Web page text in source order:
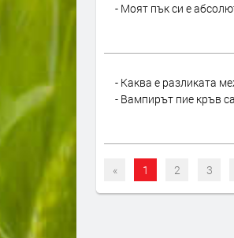
- Моят пък си е
- Каква е разликата
- Вампирът пие кръв
« 1 2 3